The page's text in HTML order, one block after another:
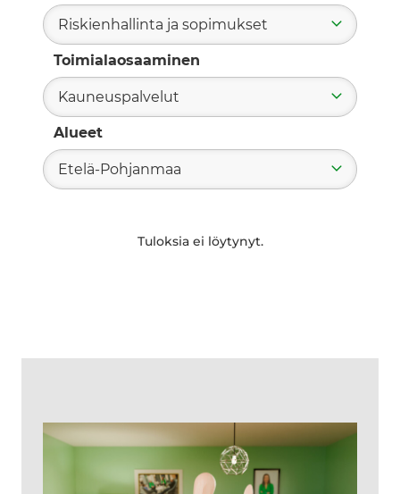
Riskienhallinta ja sopimukset
Toimialaosaaminen
Kauneuspalvelut
Alueet
Etelä-Pohjanmaa
Tuloksia ei löytynyt.